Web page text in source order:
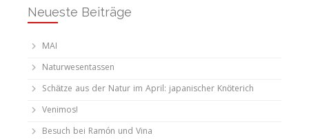
Neueste Beiträge
MAI
Naturwesentassen
Schätze aus der Natur im April: japanischer Knöterich
Venimos!
Besuch bei Ramón und Vina